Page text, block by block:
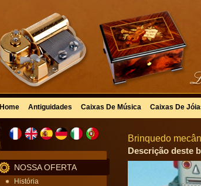
Home Antiguidades Caixas De Música Caixas De
NOSSA OFERTA
História
Brinquedo
Descrição deste